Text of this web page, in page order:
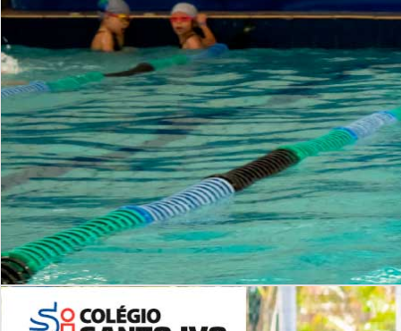
Período Integral | Saiba mais
INSTITUCIONAL